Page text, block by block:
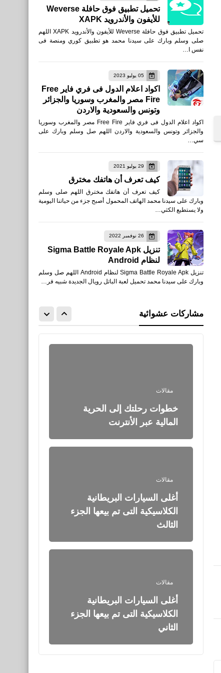
تحميل تطبيق فوق حافلة Weverse
للأيفون والأندرويد XAPK
تحميل تطبيق فوق حافلة Weverse للأيفون والأندرويد XAPK اللهم
صلى وسلم وبارك على سيدنا محمد هو تطبيق كوري ومنصة فى
نفس ا…
05 يوليو 2023
اكواد اعلام الدول فى فري فاير Free
Fire مصر والمغرب وسوريا والجزائر
وتونس والسعودية والاردن
اكواد اعلام الدول فى فري فاير Free Fire مصر والمغرب وسوريا
والجزائر وتونس والسعودية والاردن اللهم صل وسلم وبارك على
سي…
29 يوليو 2021
كيف تعرف أن هاتفك مخترق
كيف تعرف أن هاتفك مخترق اللهم صلى وسلم
وبارك على سيدنا محمد الهاتف المحمول أصبح جزء من حياتنا اليومية
ولا يستطيع الكثي…
26 نوفمبر 2022
تنزيل Sigma Battle Royale Apk
لنظام Android
تنزيل Sigma Battle Royale Apk لنظام Android اللهم صل وسلم
وبارك على سيدنا محمد تحميل لعبة الباتل رويال الجديدة شبيه فر…
مشاركات عشوائية
الثالث
مقالات
أغلى السيارات البريطانية
الكلاسيكية التى تم بيعها الجزء
الثاني
مقالات
أغلى السيارات البريطانية
الكلاسيكية التى تم بيعها Rolls-
Royce الجزء الاول
تاريخية
مقالات
خطوات رحلتك إلى الحرية
المالية عبر الأنترنت
مقالات
أغلى السيارات البريطانية
الكلاسيكية التى تم بيعها الجزء
الثالث
مقالات
أغلى السيارات البريطانية
الكلاسيكية التى تم بيعها الجزء
الثاني